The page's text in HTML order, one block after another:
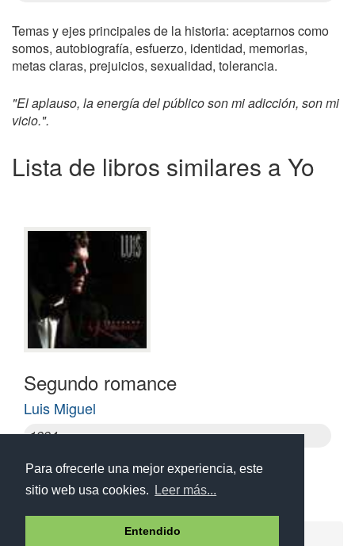
Para ofrecerle una mejor experiencia, este
sitio web usa cookies.
Leer más...
Entendido
Temas y ejes principales de la historia: aceptarnos como
somos, autobiografía, esfuerzo, identidad, memorias,
metas claras, prejuicios, sexualidad, tolerancia.
"El aplauso, la energía del público son mi adicción, son mi
vicio.".
Lista de libros similares a Yo
Segundo romance
Luis Miguel
1994
Aviso legal